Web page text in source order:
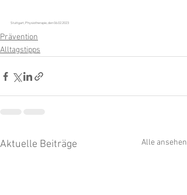
Stuttgart, Physiotherapie, den 06.02.2023
Prävention
Alltagstipps
Aktuelle Beiträge Alle ansehen